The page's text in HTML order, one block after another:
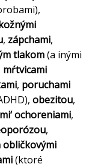
, zápchami,
tlakom(a inými
mŕtvicami
, poruchami
obezitou,
ochoreniami,
,
obličkovými
(ktoré